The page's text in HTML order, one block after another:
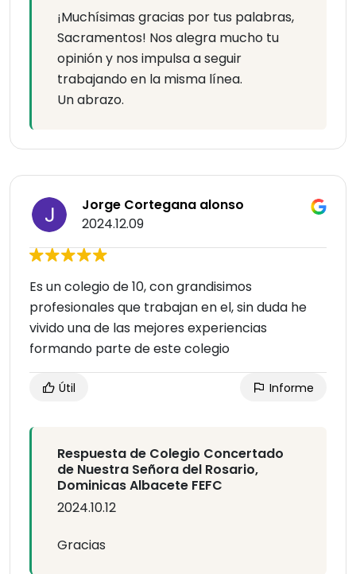
¡Muchísimas gracias por tus palabras,
Sacramentos! Nos alegra mucho tu
opinión y nos impulsa a seguir
trabajando en la misma línea.
Un abrazo.
Jorge Cortegana alonso
2024.12.09
Es un colegio de 10, con grandisimos
profesionales que trabajan en el, sin duda he
vivido una de las mejores experiencias
formando parte de este colegio
Útil Informe
Respuesta de Colegio Concertado
de Nuestra Señora del Rosario,
Dominicas Albacete FEFC
2024.10.12
Gracias